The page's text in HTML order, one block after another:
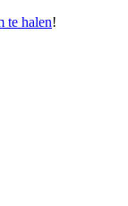
te halen!